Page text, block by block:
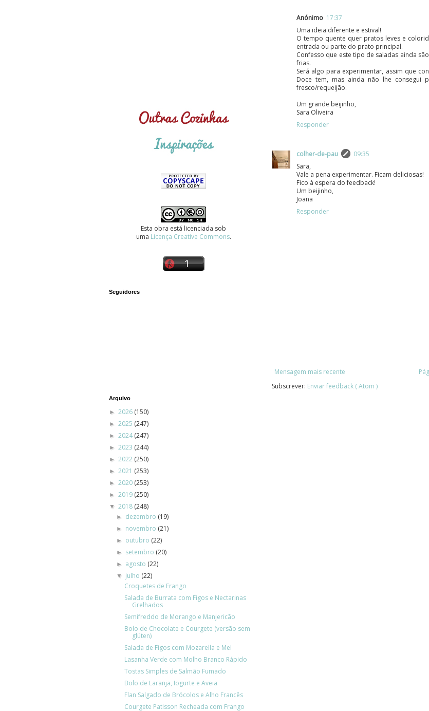
Anónimo 17:37
Uma ideia diferente e estival!
O tempo quente quer pratos leves e
entrada ou parte do prato principal.
Confesso que este tipo de saladas ainda
frias.
Será algo para experimentar, assim que
Doce tem, mas ainda não lhe consegui
fresco/requeijão.
Um grande beijinho,
Sara Oliveira
Responder
colher-de-pau
09:35
Sara,
Vale a pena experimentar. Ficam deliciosas!
Fico à espera do feedback!
Um beijinho,
Joana
Responder
Mensagem mais recente
Subscrever: Enviar feedback ( Atom )
Esta obra está licenciada sob
uma Licença Creative Commons.
Seguidores
Arquivo
► 2026 (150)
► 2025 (247)
► 2024(247)
► 2023 (244)
► 2022 (250)
► 2021 (253)
► 2020 (253)
► 2019 (250)
▼ 2018 (248)
► dezembro (19)
► novembro (21)
► outubro (22)
► setembro (20)
► agosto (22)
▼ julho (22)
Croquetes de Frango
Salada de Burrata com Figos e Nectarinas
Grelhados
Semifreddo de Morango e Manjericão
Bolo de Chocolate e Courgete (versão sem
glúten)
Salada de Figos com Mozarella e Mel
Lasanha Verde com Molho Branco Rápido
Tostas Simples de Salmão Fumado
Bolo de Laranja, Iogurte e Aveia
Flan Salgado de Brócolos e Alho Francês
Courgete Patisson Recheada com Frango